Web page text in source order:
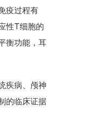
疫过程有
性T细胞的
衡功能，耳
疾病、颅神
的临床证据